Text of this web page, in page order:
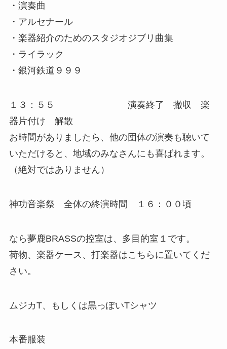
・演奏曲
・アルセナール
・楽器紹介のためのスタジオジブリ曲集
・ライラック
・銀河鉄道９９９
１３：５５ 演奏終了 撤収 楽
器片付け 解散
お時間がありましたら、他の団体の演奏も聴いて
いただけると、地域のみなさんにも喜ばれます。
（絶対ではありません）
神功音楽祭 全体の終演時間 １６：００頃
なら夢鹿BRASSの控室は、多目的室１です。
荷物、楽器ケース、打楽器はこちらに置いてくだ
さい。
ムジカT、もしくは黒っぽいTシャツ
本番服装